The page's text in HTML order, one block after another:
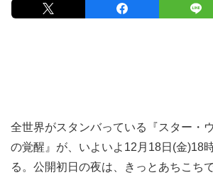
全世界がスタンバっている『スター・
の覚醒』が、いよいよ12月18日(金)18
る。公開初日の夜は、きっとあちこち